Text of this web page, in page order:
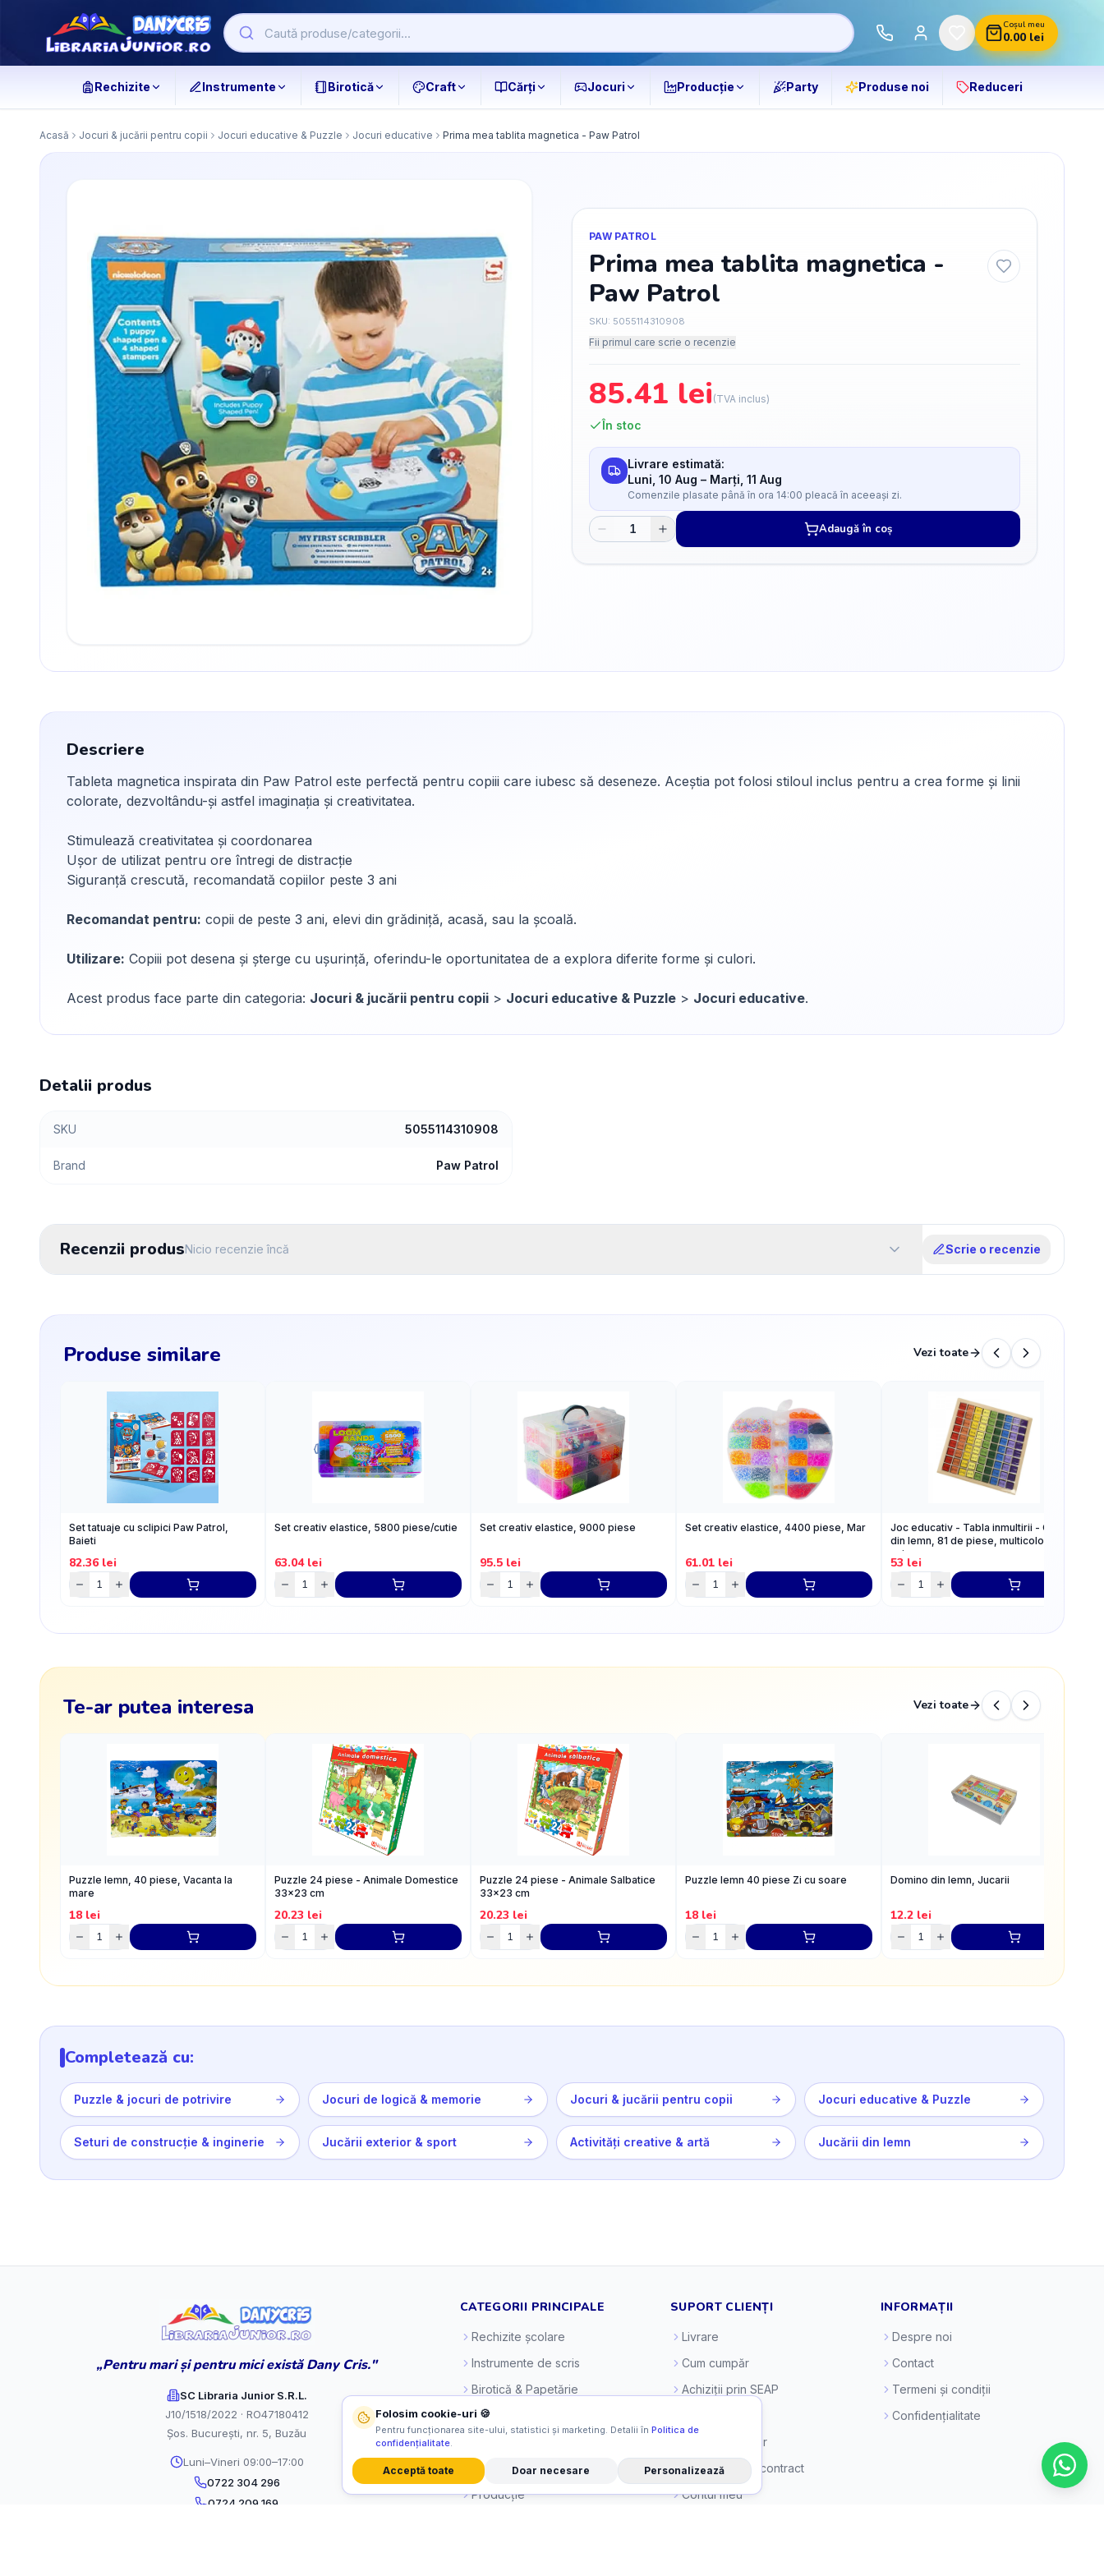
Coșul meu
0.00lei
Rechizite Instrumente Birotică Craft Cărți Jocuri Producție Party Produse noi Reduceri
Acasă Jocuri & jucării pentru copii Jocuri educative & Puzzle Jocuri educative Prima mea tablita magnetica - Paw Patrol
PAW PATROL
Prima mea tablita magnetica -
Paw Patrol
SKU: 5055114310908
Fii primul care scrie o recenzie
85.41 lei (TVA inclus)
În stoc
Livrare estimată:
Luni, 10 Aug – Marți, 11 Aug
Comenzile plasate până în ora 14:00 pleacă în aceeași zi.
Adaugă în coș
Descriere
Tableta magnetica inspirata din Paw Patrol este perfectă pentru copiii care iubesc să deseneze. Aceștia pot folosi stiloul inclus pentru a crea forme și linii
colorate, dezvoltându-și astfel imaginația și creativitatea.
Stimulează creativitatea și coordonarea
Ușor de utilizat pentru ore întregi de distracție
Siguranță crescută, recomandată copiilor peste 3 ani
Recomandat pentru: copii de peste 3 ani, elevi din grădiniță, acasă, sau la școală.
Utilizare: Copiii pot desena și șterge cu ușurință, oferindu-le oportunitatea de a explora diferite forme și culori.
Acest produs face parte din categoria: Jocuri & jucării pentru copii > Jocuri educative & Puzzle > Jocuri educative.
Detalii produs
SKU 5055114310908
Brand Paw Patrol
Recenzii produsNicio recenzie încă Scrie o recenzie
Produse similare Vezi toate
Set tatuaje cu sclipici Paw Patrol,
Baieti
82.36lei
Set creativ elastice, 5800 piese/cutie
63.04lei
Set creativ elastice, 9000 piese
95.5 lei
Set creativ elastice, 4400 piese, Mar
61.01 lei
Joc educativ - Tabla inmultirii - CNX,
din lemn, 81 de piese, multicolor, 7+
ani
53 lei
Te-ar putea interesa Vezi toate
Puzzle lemn, 40 piese, Vacanta la
mare
18 lei
Puzzle 24 piese - Animale Domestice
33x23 cm
20.23 lei
Puzzle 24 piese - Animale Salbatice
33x23 cm
20.23 lei
Puzzle lemn 40 piese Zi cu soare
18 lei
Domino din lemn, Jucarii
12.2 lei
Completează cu:
Puzzle & jocuri de potrivire Jocuri de logică & memorie Jocuri & jucării pentru copii Jocuri educative & Puzzle
Seturi de construcție & inginerie Jucării exterior & sport Activități creative & artă Jucării din lemn
„Pentru mari și pentru mici există Dany Cris."
SC Libraria Junior S.R.L.
J10/1518/2022 · RO47180412
Șos. București, nr. 5, Buzău
Luni–Vineri 09:00–17:00
0722 304 296
0724 209 169
CATEGORII PRINCIPALE
Rechizite școlare
Instrumente de scris
Birotică & Papetărie
Craft & Creativitate
Jocuri & Jucării
Producție
SUPORT CLIENȚI
Livrare
Cum cumpăr
Achiziții prin SEAP
Politica de retur
Retragere din contract
Contul meu
INFORMAȚII
Despre noi
Contact
Termeni și condiții
Confidențialitate
Folosim cookie-uri 🍪
Pentru funcționarea site-ului, statistici și marketing. Detalii în Politica de
confidențialitate.
Acceptă toate Doar necesare Personalizează